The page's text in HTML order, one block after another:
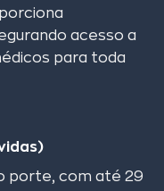
acesso a
para toda
porte, com até 29